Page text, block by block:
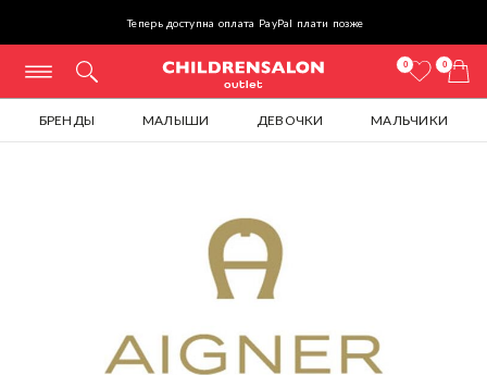
Теперь доступна оплата PayPal плати позже
0 0
БРЕНДЫ МАЛЫШИ ДЕВОЧКИ МАЛЬЧИКИ